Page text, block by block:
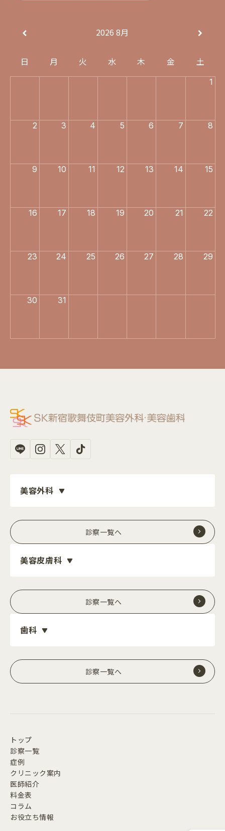
2026 8月
日 月 火 水 木 金 土
1
2 3 4 5 6 7 8
9 10 11 12 13 14 15
16 17 18 19 20 21 22
23 24 25 26 27 28 29
30 31
美容外科
診察一覧へ
美容皮膚科
診察一覧へ
歯科
診察一覧へ
トップ
診察一覧
症例
クリニック案内
医師紹介
料金表
コラム
お役立ち情報